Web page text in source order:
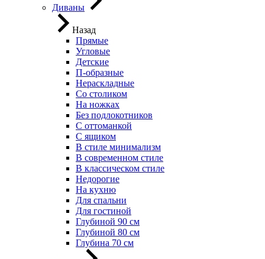
Диваны
Назад
Прямые
Угловые
Детские
П-образные
Нераскладные
Со столиком
На ножках
Без подлокотников
С оттоманкой
С ящиком
В стиле минимализм
В современном стиле
В классическом стиле
Недорогие
На кухню
Для спальни
Для гостиной
Глубиной 90 см
Глубиной 80 см
Глубина 70 см